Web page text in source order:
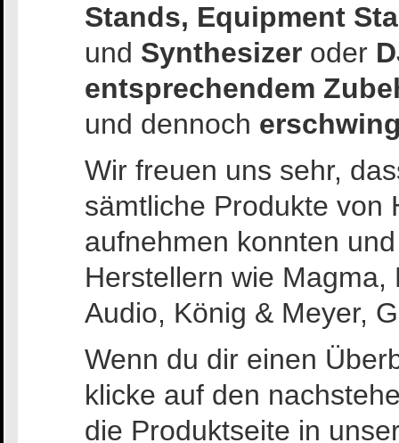
Stands, Equipment
und Synthesizer oder
entsprechendem
und dennoch
Wir freuen uns sehr,
sämtliche Produkte von
aufnehmen konnten
Herstellern wie
Audio, König & Meyer,
Wenn du dir einen
klicke auf den
die Produktseite in